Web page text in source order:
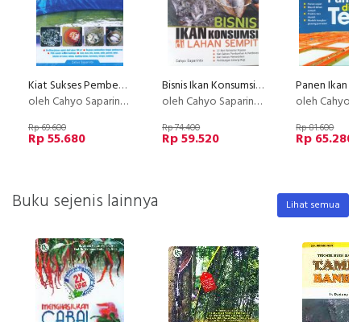
Kiat Sukses Pembenihan & Pembesaran 13 IKAN KONSUMSI di lahan sempit
oleh Cahyo Saparinto
Rp 69.600
Rp 55.680
Bisnis Ikan Konsumsi di Lahan Sempit (BP) (Disc 50%)
oleh Cahyo Saparinto
Rp 74.400
Rp 59.520
oleh Cahyo
Rp 81.600
Rp 65.280
Buku sejenis lainnya Lihat semua